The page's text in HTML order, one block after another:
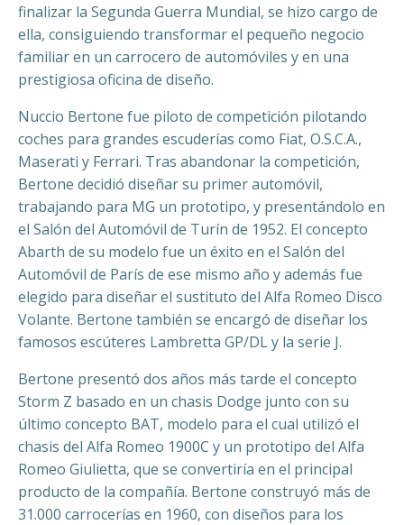
finalizar la Segunda Guerra Mundial, se hizo cargo de
ella, consiguiendo transformar el pequeño negocio
familiar en un carrocero de automóviles y en una
prestigiosa oficina de diseño.
Nuccio Bertone fue piloto de competición pilotando
coches para grandes escuderías como Fiat, O.S.C.A.,
Maserati y Ferrari. Tras abandonar la competición,
Bertone decidió diseñar su primer automóvil,
trabajando para MG un prototipo, y presentándolo en
el Salón del Automóvil de Turín de 1952. El concepto
Abarth de su modelo fue un éxito en el Salón del
Automóvil de París de ese mismo año y además fue
elegido para diseñar el sustituto del Alfa Romeo Disco
Volante. Bertone también se encargó de diseñar los
famosos escúteres Lambretta GP/DL y la serie J.
Bertone presentó dos años más tarde el concepto
Storm Z basado en un chasis Dodge junto con su
último concepto BAT, modelo para el cual utilizó el
chasis del Alfa Romeo 1900C y un prototipo del Alfa
Romeo Giulietta, que se convertiría en el principal
producto de la compañía. Bertone construyó más de
31.000 carrocerías en 1960, con diseños para los